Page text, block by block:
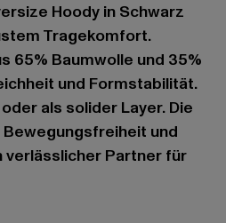
Hoody in Schwarz
Tragekomfort.
65% Baumwolle und 35%
und Formstabilität.
als solider Layer. Die
und
verlässlicher Partner für